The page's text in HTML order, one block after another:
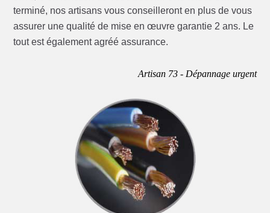
terminé, nos artisans vous conseilleront en plus de vous
assurer une qualité de mise en œuvre garantie 2 ans. Le
tout est également agréé assurance.
Artisan 73 - Dépannage urgent